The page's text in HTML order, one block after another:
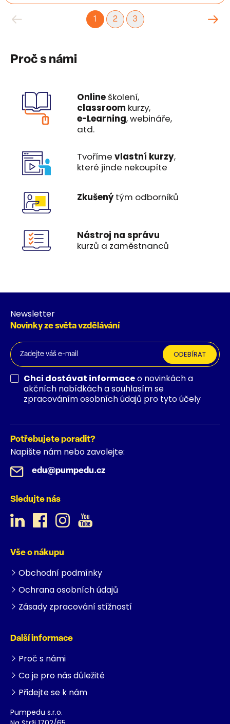
1 2 3
Proč s námi
Onlineškolení,
classroom kurzy,
e-Learning, webináře,
atd.
Tvoříme vlastní kurzy,
které jinde nekoupíte
Zkušenýtým odborníků
Nástroj na správu
kurzů a zaměstnanců
Newsletter
Novinky ze světa vzdělávání
ODEBÍRAT
Chci dostávat informaceo novinkách a
akčních nabídkách a souhlasím se
zpracováním osobních údajů pro tyto účely
Potřebujete poradit?
Napište nám nebo zavolejte:
edu@pumpedu.cz
Sledujte nás
Vše o nákupu
Obchodní podmínky
Ochrana osobních údajů
Zásady zpracování stížností
Další informace
Proč s námi
Co je pro nás důležité
Přidejte se k nám
Pumpedu s.r.o.